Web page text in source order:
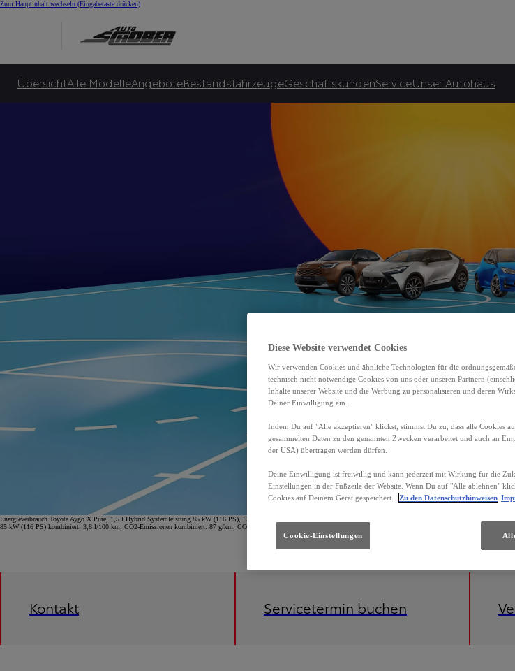
Zum Hauptinhalt wechseln (Eingabetaste drücken)
ÜbersichtAlle ModelleAngeboteBestandsfahrzeugeGeschäftskundenServiceUnser Autohaus
Viele Toyota Hybrid-Leasingangebote für Privatkunden ab 145 €¹⁰ monatlicher Leasingrate.
Energieverbrauch Toyota Aygo X Pure, 1,5 l Hybrid Systemleistung 85 kW (116 PS), Energieverbrauch (kombiniert) 3,7 l/100 km; CO2-Emissionen (kombiniert) 85 g/km; CO2-
85 kW (116 PS) kombiniert: 3,8 l/100 km; CO2-Emissionen kombiniert: 87 g/km; CO2-Klasse B.
Kontakt Servicetermin buchen
Diese Website verwendet Cookies
Wir verwenden Cookies und ähnliche Technologien für die
technisch nicht notwendige Cookies von uns oder unseren Partnern
Inhalte unserer Website und die Werbung zu personalisieren und deren
Deiner Einwilligung ein.
Indem Du auf "Alle akzeptieren" klickst, stimmst Du zu, dass alle Cookies
gesammelten Daten zu den genannten Zwecken verarbeitet und auch an
der USA) übertragen werden dürfen.
Deine Einwilligung ist freiwillig und kann jederzeit mit Wirkung für die
Einstellungen in der Fußzeile der Website. Wenn Du auf "Alle ablehnen"
Cookies auf Deinem Gerät gespeichert.
Zu den Datenschutzhinweisen
Cookie-Einstellungen